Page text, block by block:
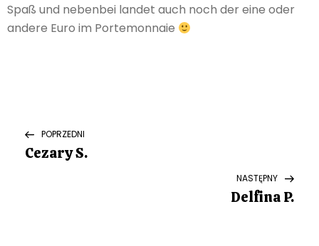
Spaß und nebenbei landet auch noch der eine oder
andere Euro im Portemonnaie
N
a
Previous
Post
POPRZEDNI
Cezary S.
NASTĘPNY
Delfina P.